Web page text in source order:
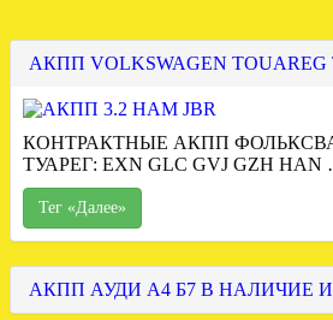
АКПП VOLKSWAGEN
КОНТРАКТНЫЕ АКПП
ТУАРЕГ: EXN GLC GVJ GZH HAN
Тег «Далее»
АКПП АУДИ А4 Б7 В НАЛИЧИЕ